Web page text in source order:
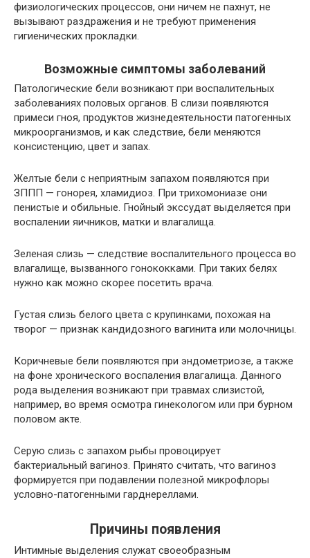
физиологических процессов, они ничем не пахнут, не
вызывают раздражения и не требуют применения
гигиенических прокладки.
Возможные симптомы заболеваний
Патологические бели возникают при воспалительных
заболеваниях половых органов. В слизи появляются
примеси гноя, продуктов жизнедеятельности патогенных
микроорганизмов, и как следствие, бели меняются
консистенцию, цвет и запах.
Желтые бели с неприятным запахом появляются при
ЗППП — гонорея, хламидиоз. При трихомониазе они
пенистые и обильные. Гнойный экссудат выделяется при
воспалении яичников, матки и влагалища.
Зеленая слизь — следствие воспалительного процесса во
влагалище, вызванного гонококками. При таких белях
нужно как можно скорее посетить врача.
Густая слизь белого цвета с крупинками, похожая на
творог — признак кандидозного вагинита или молочницы.
Коричневые бели появляются при эндометриозе, а также
на фоне хронического воспаления влагалища. Данного
рода выделения возникают при травмах слизистой,
например, во время осмотра гинекологом или при бурном
половом акте.
Серую слизь с запахом рыбы провоцирует
бактериальный вагиноз. Принято считать, что вагиноз
формируется при подавлении полезной микрофлоры
условно-патогенными гарднереллами.
Причины появления
Интимные выделения служат своеобразным